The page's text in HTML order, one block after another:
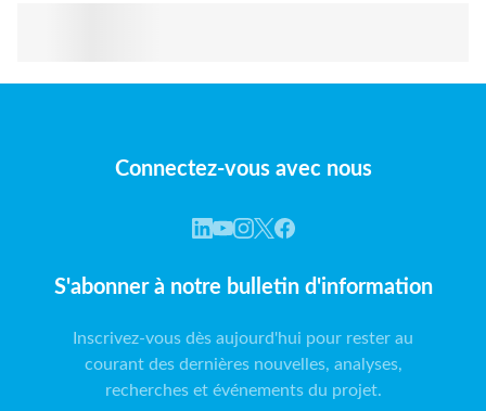
Connectez-vous avec nous
S'abonner à notre bulletin d'information
Inscrivez-vous dès aujourd'hui pour rester au
courant des dernières nouvelles, analyses,
recherches et événements du projet.